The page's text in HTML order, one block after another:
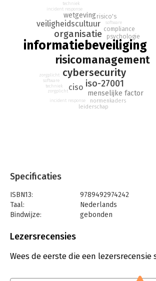
informatiebeveiliging
risicomanagement
cybersecurity
organisatie
iso-27001
ciso
veiligheidscultuur
wetgeving
menselijke factor
compliance
risico's
psychologie
normenkaders
leiderschap
incident response
software
zorgplicht
techniek
incident response
software
zorgplicht
techniek
Specificaties
ISBN13:
9789492974242
Taal:
Nederlands
Bindwijze:
gebonden
Uitgever:
Verschijningsdatum:
27-10-2025
Lezersrecensies
Wees de eerste die een lezersrecensie